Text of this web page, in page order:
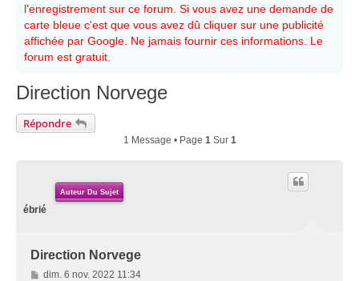
l'enregistrement sur ce forum. Si vous avez une demande de
carte bleue c'est que vous avez dû cliquer sur une publicité
affichée par Google. Ne jamais fournir ces informations. Le
forum est gratuit.
Direction Norvege
Répondre
1 Message • Page 1Sur 1
Auteur Du Sujet
ébrié
Direction Norvege
M
dim. 6 nov. 2022 11:34